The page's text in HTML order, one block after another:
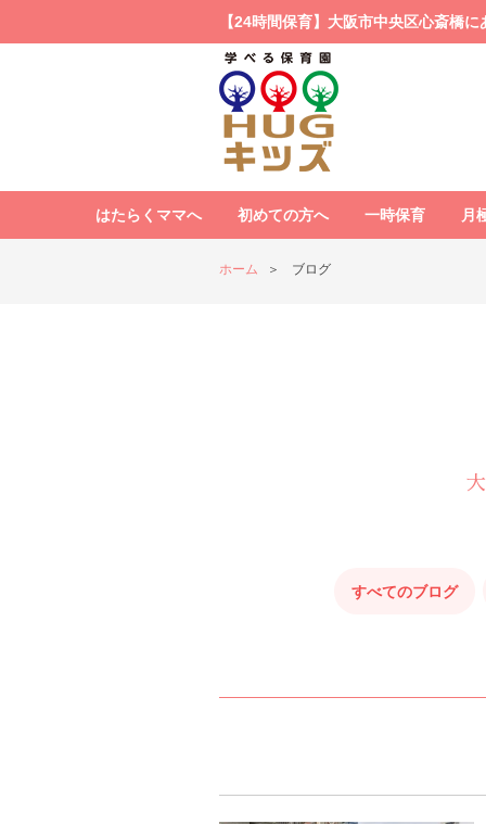
【24時間保育】大阪市中央区心斎橋
はたらくママへ 初めての方へ 一時保育 月
ホーム ブログ
すべてのブログ